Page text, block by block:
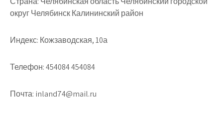
округ Челябинск Калининский район
Индекс: Кожзаводская, 10а
Телефон: 454084 454084
Почта: inland74@mail.ru